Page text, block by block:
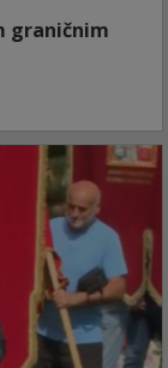
graničnim